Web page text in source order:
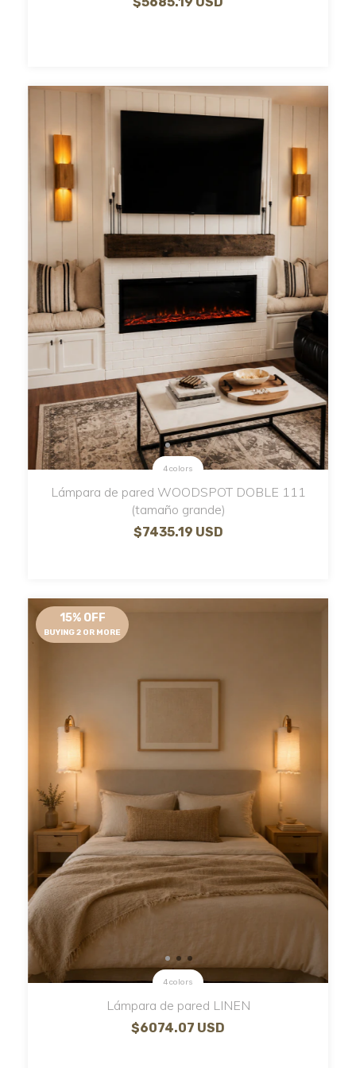
4 colors
Lámpara de pared WOODSPOT DOBLE 111
(tamaño grande)
$7435.19 USD
15% OFF
BUYING 2 OR MORE
4 colors
Lámpara de pared LINEN
$6074.07 USD